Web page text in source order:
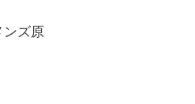
ズ原